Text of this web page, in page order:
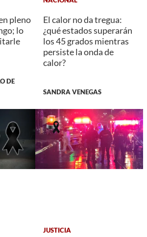
pleno
lo
DE
El calor no da tregua:
¿qué estados superarán
los 45 grados mientras
persiste la onda de
calor?
SANDRA VENEGAS
JUSTICIA